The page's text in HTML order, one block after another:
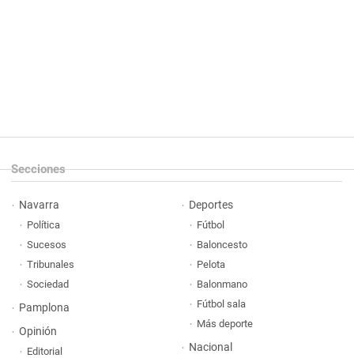
Secciones
Navarra
Política
Sucesos
Tribunales
Sociedad
Pamplona
Opinión
Editorial
Deportes
Fútbol
Baloncesto
Pelota
Balonmano
Fútbol sala
Más deporte
Nacional